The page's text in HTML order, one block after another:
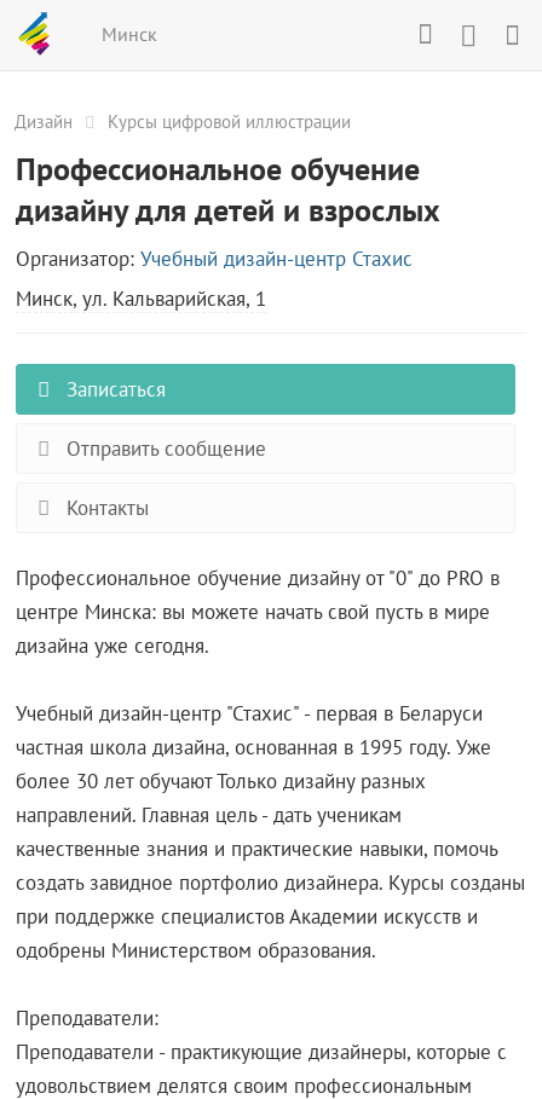
Минск
Дизайн Курсы цифровой иллюстрации
Профессиональное обучение
дизайну для детей и взрослых
Организатор:Учебный дизайн-центр Стахис
Минск, ул. Кальварийская, 1
Записаться
Отправить сообщение
Контакты
Профессиональное обучение дизайну от "0" до PRO в
центре Минска: вы можете начать свой пусть в мире
дизайна уже сегодня.
Учебный дизайн-центр "Стахис" - первая в Беларуси
частная школа дизайна, основанная в 1995 году. Уже
более 30 лет обучают Только дизайну разных
направлений. Главная цель - дать ученикам
качественные знания и практические навыки, помочь
создать завидное портфолио дизайнера. Курсы созданы
при поддержке специалистов Академии искусств и
одобрены Министерством образования.
Преподаватели:
Преподаватели - практикующие дизайнеры, которые с
удовольствием делятся своим профессиональным